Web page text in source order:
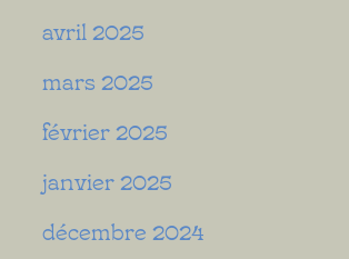
avril 2025
mars 2025
février 2025
janvier 2025
décembre 2024